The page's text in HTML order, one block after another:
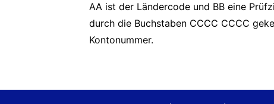
AA ist der Ländercode und BB eine
durch die Buchstaben CCCC CCCC
Kontonummer.